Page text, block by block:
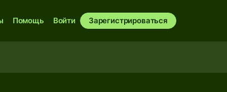
Помощь Войти Зарегистрироваться